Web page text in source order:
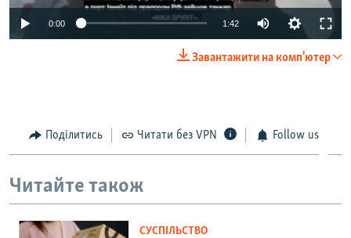
0:00 1:42
Завантажити на комп'ютер
Поділитись Читати без VPN Follow us
Читайте також
СУСПІЛЬСТВО